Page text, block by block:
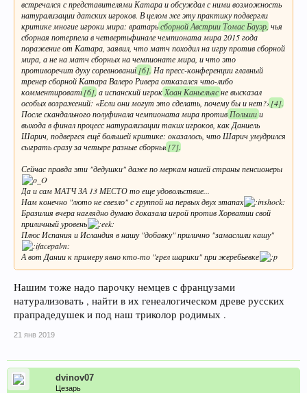
встречался с представителями Катара и обсуждал с ними возможность
натурализации датских игроков. В целом же эту практику подвергли
критике многие игроки мира: вратарьсборной АвстрииТомас Бауэр, чья
сборная потерпела в четвертьфинале чемпионата мира 2015 года
поражение от Катара, заявил, что матч походил на игру против сборной
мира, а не на матч сборных на чемпионате мира, и что это
противоречит духу соревнований[6]. На пресс-конференции главный
тренер сборной Катара Валеро Ривера отказался что-либо
комментировать[6], а испанский игрокХоан Каньельясне высказал
особых возражений: «Если они могут это сделать, почему бы и нет?»[4].
После скандального полуфинала чемпионата мира противПольшии
выхода в финал процесс натурализации таких игроков, как Даниель
Шарич, подвергся ещё большей критике: оказалось, что Шарич умудрился
сыграть сразу за четыре разные сборные[7].
Сейчас правда эти "дедушки" даже по меркам нашей страны пенсионеры
Да и сам МАТЧ ЗА 13 МЕСТО то еще удовольствие...
Нам конечно "люто не свезло" с группой на первых двух этапах
Бразилия вчера наглядно думаю доказала игрой против Хорватии свой
приличный уровень
Плюс Испания и Исландия в нашу "добавку" прилично "замаслили кашу"
А вот Дании к примеру явно кто-то "грел шарики" при жеребьевке
Нашим тоже надо парочку немцев с французами
натурализовать , найти в их генеалогическом древе русских
прапрадедушек и под наш триколор родимых .
21 янв 2019
dvinov07
Цезарь